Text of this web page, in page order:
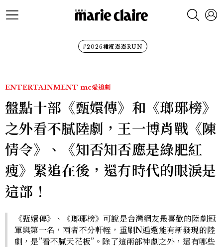
#2026裙襬澎澎RUN
ENTERTAINMENT mc愛追劇
盤點十部《甄嬛傳》和《瑯琊榜》
之外看不膩陸劇，王一博肖戰《陳
情令》、《知否知否應是綠肥紅
瘦》緊追在後，還有時代的眼淚是
這部！
《甄嬛傳》、《瑯琊榜》可說是台灣網友最喜歡的陸劇冠
軍與第一名，兩者不分軒輊，重刷N遍還能有新發現的陸
劇，是”看不膩天花板”。除了這兩部神劇之外，還有哪些